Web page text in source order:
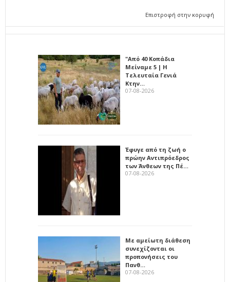
Επιστροφή στην κορυφή
"Από 40 Κοπάδια
Μείναμε 5 | Η
Τελευταία Γενιά
Κτην…
07-08-2026
Έφυγε από τη ζωή ο
πρώην Αντιπρόεδρος
των Άνθεων της Πέ…
07-08-2026
Με αμείωτη διάθεση
συνεχίζονται οι
προπονήσεις του
Πανθ…
07-08-2026